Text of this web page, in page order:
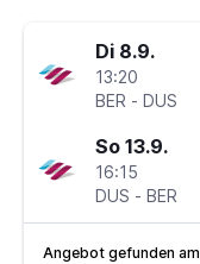
Di 8.9.
13:20
BER - DUS
So 13.9.
16:15
DUS - BER
Angebot gefunden am